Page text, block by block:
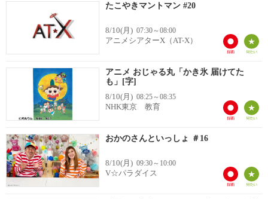
たこやきマントマン #20
8/10(月) 07:30～08:00
アニメシアターX（AT-X）
アニメ おじゃる丸「かき氷 届けてた
も」[字]
8/10(月) 08:25～08:35
NHK東京 教育
おかのさんといっしょ ＃16
8/10(月) 09:30～10:00
V☆パラダイス